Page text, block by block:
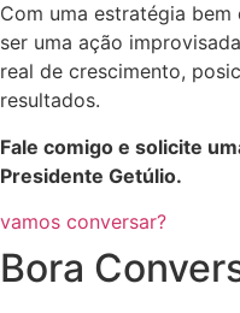
Com uma estratégia
ser uma ação
real de crescimento,
resultados.
Fale comigo e solicite
Presidente Getúlio.
vamos conversar?
Bora